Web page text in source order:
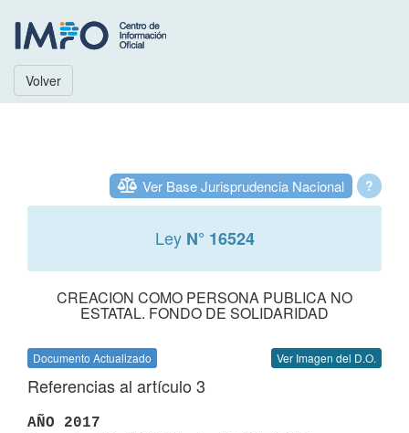
Volver
?
Ver Base Jurisprudencia Nacional
Ley N° 16524
CREACION COMO PERSONA PUBLICA NO
ESTATAL. FONDO DE SOLIDARIDAD
Documento Actualizado Ver Imagen del D.O.
Referencias al artículo 3
AÑO 2017